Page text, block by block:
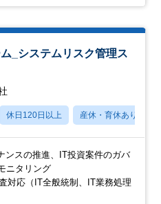
_システムリスク管理ス
休日120日以上 産休・育休あり
ンスの推進、IT投資案件のガバ
ニタリング
対応（IT全般統制、IT業務処理